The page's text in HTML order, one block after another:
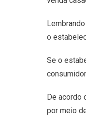
o
Se o
De acordo
por meio